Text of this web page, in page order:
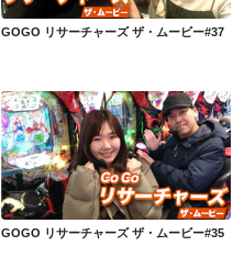
GOGO リサーチャーズ ザ・ムービー#37
GOGO リサーチャーズ ザ・ムービー#35
GOGO リサーチャーズ ザ・ムービー#35